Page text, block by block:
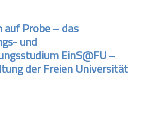
auf Probe – das
und
EinS@FU –
der Freien Universität